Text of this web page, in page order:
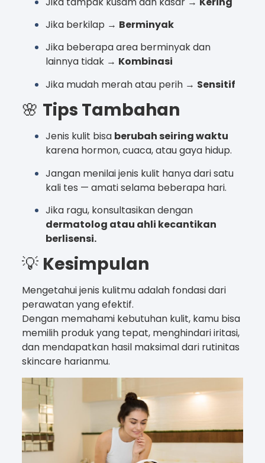
Jika berkilap → Berminyak
Jika beberapa area berminyak dan
lainnya tidak → Kombinasi
Jika mudah merah atau perih → Sensitif
🌸 Tips Tambahan
Jenis kulit bisa berubah seiring waktu
karena hormon, cuaca, atau gaya hidup.
Jangan menilai jenis kulit hanya dari satu
kali tes — amati selama beberapa hari.
Jika ragu, konsultasikan dengan
dermatolog atau ahli kecantikan
berlisensi.
💡 Kesimpulan
Mengetahui jenis kulitmu adalah fondasi dari
perawatan yang efektif.
Dengan memahami kebutuhan kulit, kamu bisa
memilih produk yang tepat, menghindari iritasi,
dan mendapatkan hasil maksimal dari rutinitas
skincare harianmu.